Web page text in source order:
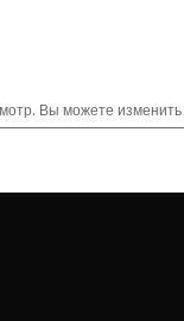
Вы можете